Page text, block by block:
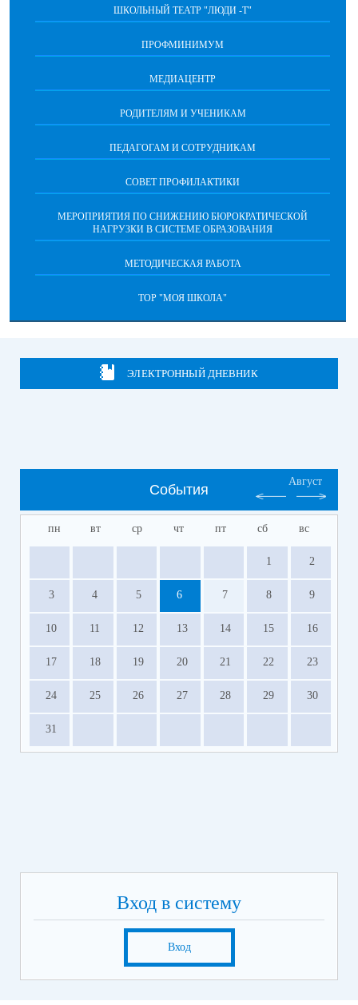
ШКОЛЬНЫЙ ТЕАТР "ЛЮДИ -Т"
ПРОФМИНИМУМ
МЕДИАЦЕНТР
РОДИТЕЛЯМ И УЧЕНИКАМ
ПЕДАГОГАМ И СОТРУДНИКАМ
СОВЕТ ПРОФИЛАКТИКИ
МЕРОПРИЯТИЯ ПО СНИЖЕНИЮ БЮРОКРАТИЧЕСКОЙ
НАГРУЗКИ В СИСТЕМЕ ОБРАЗОВАНИЯ
МЕТОДИЧЕСКАЯ РАБОТА
ТОР "МОЯ ШКОЛА"
ЭЛЕКТРОННЫЙ ДНЕВНИК
События
Август
пн вт ср чт пт сб вс
1 2
3 4 5 6 7 8 9
10 11 12 13 14 15 16
17 18 19 20 21 22 23
24 25 26 27 28 29 30
31
Вход в систему
Вход